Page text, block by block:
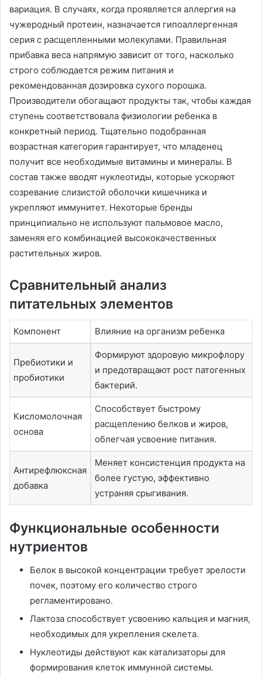
вариация. В случаях, когда проявляется аллергия на
чужеродный протеин, назначается гипоаллергенная
серия с расщепленными молекулами. Правильная
прибавка веса напрямую зависит от того, насколько
строго соблюдается режим питания и
рекомендованная дозировка сухого порошка.
Производители обогащают продукты так, чтобы каждая
ступень соответствовала физиологии ребенка в
конкретный период. Тщательно подобранная
возрастная категория гарантирует, что младенец
получит все необходимые витамины и минералы. В
состав также вводят нуклеотиды, которые ускоряют
созревание слизистой оболочки кишечника и
укрепляют иммунитет. Некоторые бренды
принципиально не используют пальмовое масло,
заменяя его комбинацией высококачественных
растительных жиров.
Сравнительный анализ
питательных элементов
Компонент Влияние на организм ребенка
Пребиотики и
пробиотики
Формируют здоровую микрофлору
и предотвращают рост патогенных
бактерий.
Кисломолочная
основа
Способствует быстрому
расщеплению белков и жиров,
облегчая усвоение питания.
Антирефлюксная
добавка
Меняет консистенция продукта на
более густую, эффективно
устраняя срыгивания.
Функциональные особенности
нутриентов
Белок в высокой концентрации требует зрелости
почек, поэтому его количество строго
регламентировано.
Лактоза способствует усвоению кальция и магния,
необходимых для укрепления скелета.
Нуклеотиды действуют как катализаторы для
формирования клеток иммунной системы.